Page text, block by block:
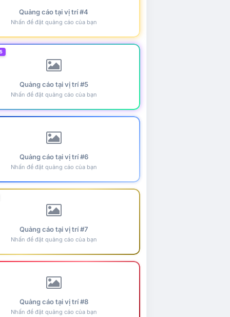
Quảng cáo tại vị trí #4
Nhấn để đặt quảng cáo của bạn
Quảng cáo tại vị trí #5
Nhấn để đặt quảng cáo của bạn
Quảng cáo tại vị trí #6
Nhấn để đặt quảng cáo của bạn
Quảng cáo tại vị trí #7
Nhấn để đặt quảng cáo của bạn
Quảng cáo tại vị trí #8
Nhấn để đặt quảng cáo của bạn